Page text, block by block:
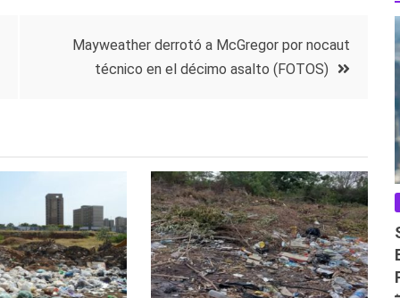
Mayweather derrotó a McGregor por nocaut
técnico en el décimo asalto (FOTOS)